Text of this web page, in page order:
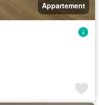
Appartement